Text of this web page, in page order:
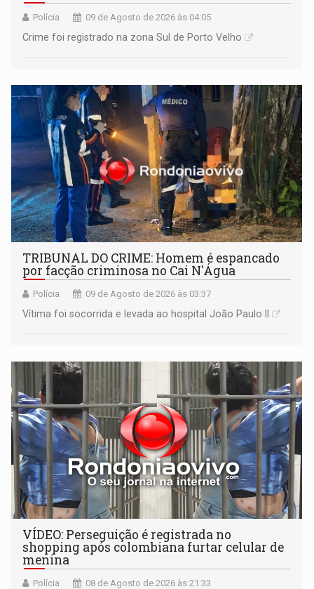
Polícia 09 de Agosto de 2026 às 04:05
Crime foi registrado na zona Sul de Porto Velho
TRIBUNAL DO CRIME: Homem é espancado
por facção criminosa no Cai N'Água
Polícia 09 de Agosto de 2026 às 03:37
Vítima foi socorrida e levada ao hospital João Paulo II
VÍDEO: Perseguição é registrada no
shopping após colombiana furtar celular de
menina
Polícia 08 de Agosto de 2026 às 21:33